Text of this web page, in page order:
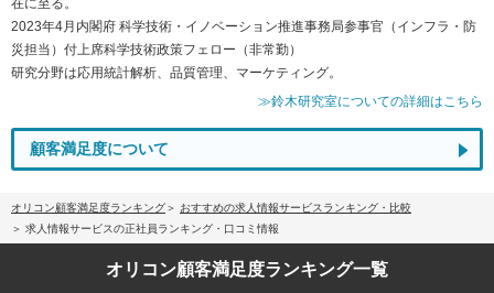
在に至る。
2023年4月内閣府 科学技術・イノベーション推進事務局参事官（インフラ・防
災担当）付上席科学技術政策フェロー（非常勤）
研究分野は応用統計解析、品質管理、マーケティング。
≫鈴木研究室についての詳細はこちら
顧客満足度について
オリコン顧客満足度ランキング
おすすめの求人情報サービスランキング・比較
求人情報サービスの正社員ランキング・口コミ情報
オリコン顧客満足度ランキング一覧